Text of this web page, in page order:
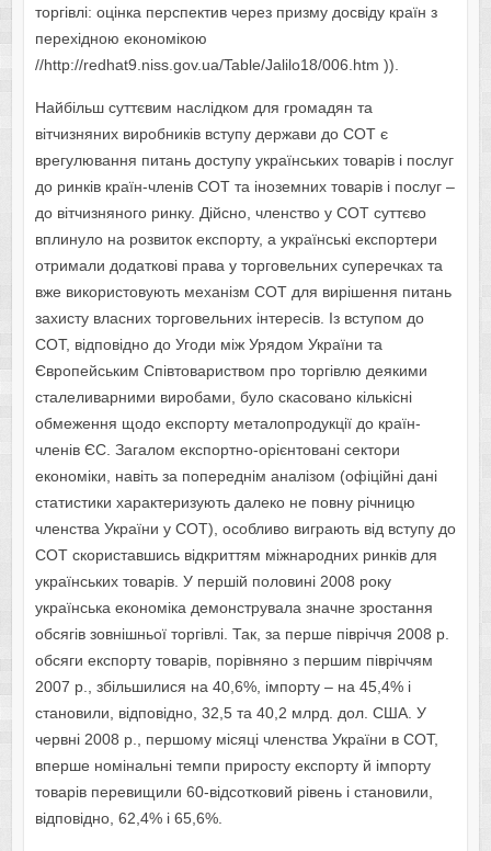
торгівлі: оцінка перспектив через призму досвіду країн з
перехідною економікою
//http://redhat9.niss.gov.ua/Table/Jalilo18/006.htm )).
Найбільш суттєвим наслідком для громадян та
вітчизняних виробників вступу держави до СОТ є
врегулювання питань доступу українських товарів і послуг
до ринків країн-членів СОТ та іноземних товарів і послуг –
до вітчизняного ринку. Дійсно, членство у СОТ суттєво
вплинуло на розвиток експорту, а українські експортери
отримали додаткові права у торговельних суперечках та
вже використовують механізм СОТ для вирішення питань
захисту власних торговельних інтересів. Із вступом до
СОТ, відповідно до Угоди між Урядом України та
Європейським Співтовариством про торгівлю деякими
сталеливарними виробами, було скасовано кількісні
обмеження щодо експорту металопродукції до країн-
членів ЄС. Загалом експортно-орієнтовані сектори
економіки, навіть за попереднім аналізом (офіційні дані
статистики характеризують далеко не повну річницю
членства України у СОТ), особливо виграють від вступу до
СОТ скориставшись відкриттям міжнародних ринків для
українських товарів. У першій половині 2008 року
українська економіка демонструвала значне зростання
обсягів зовнішньої торгівлі. Так, за перше півріччя 2008 р.
обсяги експорту товарів, порівняно з першим півріччям
2007 р., збільшилися на 40,6%, імпорту – на 45,4% і
становили, відповідно, 32,5 та 40,2 млрд. дол. США. У
червні 2008 р., першому місяці членства України в СОТ,
вперше номінальні темпи приросту експорту й імпорту
товарів перевищили 60-відсотковий рівень і становили,
відповідно, 62,4% і 65,6%.